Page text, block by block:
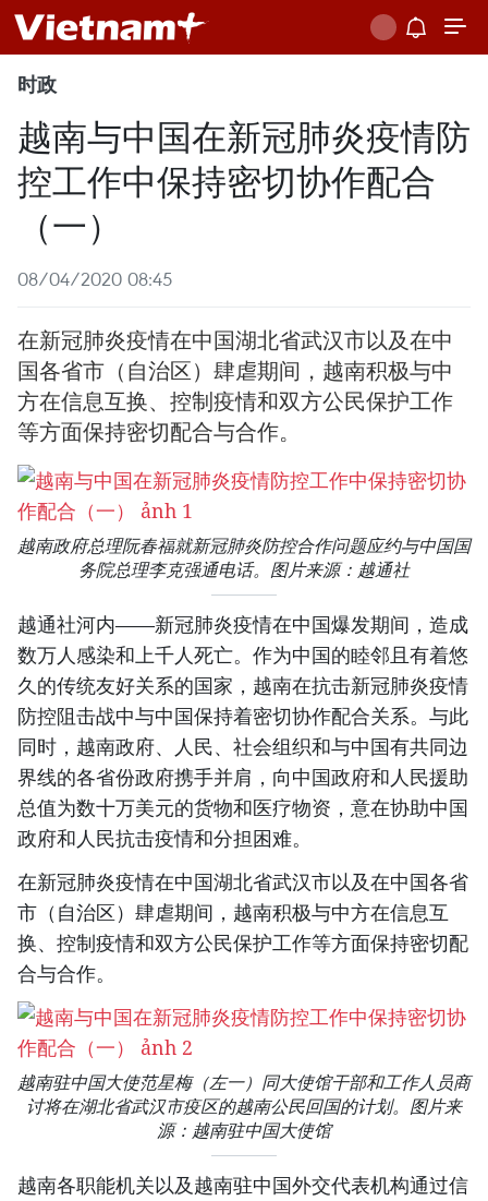
时政
越南与中国在新冠肺炎疫情防
控工作中保持密切协作配合
（一）
08/04/2020 08:45
在新冠肺炎疫情在中国湖北省武汉市以及在中
国各省市（自治区）肆虐期间，越南积极与中
方在信息互换、控制疫情和双方公民保护工作
等方面保持密切配合与合作。
越南政府总理阮春福就新冠肺炎防控合作问题应约与中国国
务院总理李克强通电话。图片来源：越通社
越通社河内——新冠肺炎疫情在中国爆发期间，造成
数万人感染和上千人死亡。作为中国的睦邻且有着悠
久的传统友好关系的国家，越南在抗击新冠肺炎疫情
防控阻击战中与中国保持着密切协作配合关系。与此
同时，越南政府、人民、社会组织和与中国有共同边
界线的各省份政府携手并肩，向中国政府和人民援助
总值为数十万美元的货物和医疗物资，意在协助中国
政府和人民抗击疫情和分担困难。
在新冠肺炎疫情在中国湖北省武汉市以及在中国各省
市（自治区）肆虐期间，越南积极与中方在信息互
换、控制疫情和双方公民保护工作等方面保持密切配
合与合作。
越南驻中国大使范星梅（左一）同大使馆干部和工作人员商
讨将在湖北省武汉市疫区的越南公民回国的计划。图片来
源：越南驻中国大使馆
越南各职能机关以及越南驻中国外交代表机构通过信